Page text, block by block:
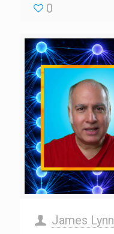
0
James Lynn